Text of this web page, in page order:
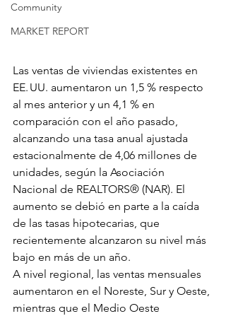
Community
MARKET REPORT
Las ventas de viviendas existentes en
EE. UU. aumentaron un 1,5 % respecto
al mes anterior y un 4,1 % en
comparación con el año pasado,
alcanzando una tasa anual ajustada
estacionalmente de 4,06 millones de
unidades, según la Asociación
Nacional de REALTORS® (NAR). El
aumento se debió en parte a la caída
de las tasas hipotecarias, que
recientemente alcanzaron su nivel más
bajo en más de un año.
A nivel regional, las ventas mensuales
aumentaron en el Noreste, Sur y Oeste,
mientras que el Medio Oeste